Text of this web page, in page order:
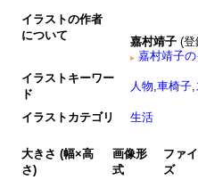
イラストの作者
について
嘉村靖子 (登
嘉村靖子
イラストキーワー
ド
人物,車椅子,
イラストカテゴリ 生活
大きさ (幅×高
さ)
画像形
式
ファ
ズ